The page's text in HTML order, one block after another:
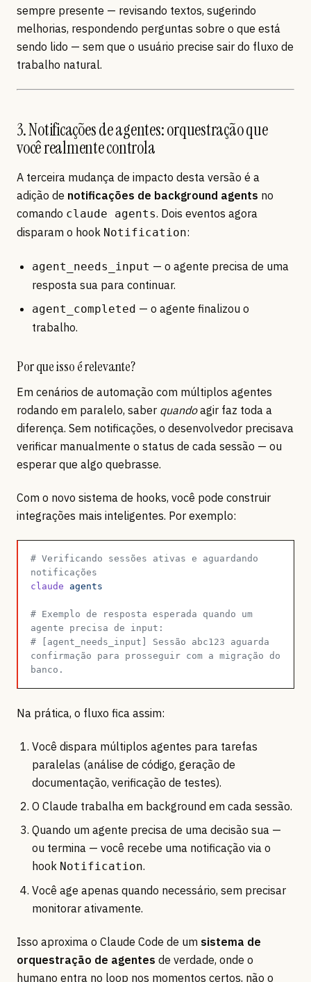
sempre presente — revisando textos, sugerindo
melhorias, respondendo perguntas sobre o que está
sendo lido — sem que o usuário precise sair do fluxo de
trabalho natural.
3. Notificações de agentes: orquestração que
você realmente controla
A terceira mudança de impacto desta versão é a
adição de notificações de background agents no
comando claude agents. Dois eventos agora
disparam o hook Notification:
agent_needs_input — o agente precisa de uma
resposta sua para continuar.
agent_completed — o agente finalizou o
trabalho.
Por que isso é relevante?
Em cenários de automação com múltiplos agentes
rodando em paralelo, saber quandoagir faz toda a
diferença. Sem notificações, o desenvolvedor precisava
verificar manualmente o status de cada sessão — ou
esperar que algo quebrasse.
Com o novo sistema de hooks, você pode construir
integrações mais inteligentes. Por exemplo:
# Verificando sessões ativas e aguardando
notificações
claude agents
# Exemplo de resposta esperada quando um
agente precisa de input:
# [agent_needs_input] Sessão abc123 aguarda
confirmação para prosseguir com a migração do
banco.
Na prática, o fluxo fica assim:
Você dispara múltiplos agentes para tarefas
paralelas (análise de código, geração de
documentação, verificação de testes).
O Claude trabalha em background em cada sessão.
Quando um agente precisa de uma decisão sua —
ou termina — você recebe uma notificação via o
hook Notification.
Você age apenas quando necessário, sem precisar
monitorar ativamente.
Isso aproxima o Claude Code de um sistema de
orquestração de agentes de verdade, onde o
humano entra no loop nos momentos certos, não o